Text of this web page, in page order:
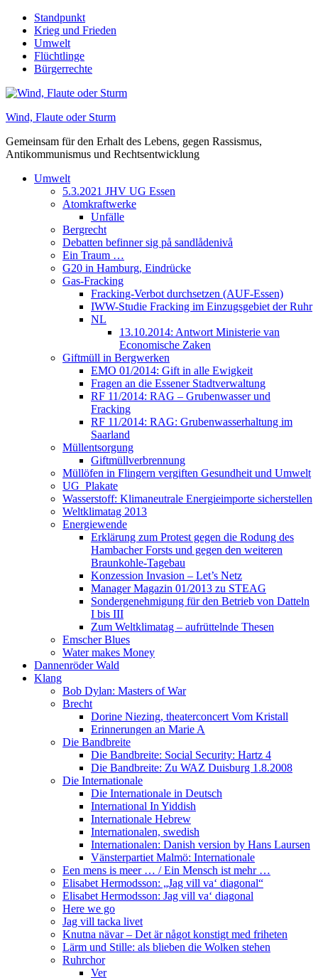
Skip
content
Standpunkt
Krieg und Frieden
Umwelt
Flüchtlinge
Bürgerrechte
Wind, Flaute oder Sturm
Gemeinsam für den Erhalt des Lebens, gegen Rassismus,
Antikommunismus und Rechtsentwicklung
Umwelt
5.3.2021 JHV UG Essen
Atomkraftwerke
Unfälle
Bergrecht
Debatten befinner sig på sandlådenivå
Ein Traum …
G20 in Hamburg, Eindrücke
Gas-Fracking
Fracking-Verbot durchsetzen (AUF-Essen)
IWW-Studie Fracking im Einzugsgebiet der Ruhr
NL
13.10.2014: Antwort Ministerie van
Economische Zaken
Giftmüll in Bergwerken
EMO 01/2014: Gift in alle Ewigkeit
Fragen an die Essener Stadtverwaltung
RF 11/2014: RAG – Grubenwasser und
Fracking
RF 11/2014: RAG: Grubenwasserhaltung im
Saarland
Müllentsorgung
Giftmüllverbrennung
Müllöfen in Flingern vergiften Gesundheit und Umwelt
UG_Plakate
Wasserstoff: Klimaneutrale Energieimporte sicherstellen
Weltklimatag 2013
Energiewende
Erklärung zum Protest gegen die Rodung des
Hambacher Forsts und gegen den weiteren
Braunkohle-Tagebau
Konzession Invasion – Let’s Netz
Manager Magazin 01/2013 zu STEAG
Sondergenehmigung für den Betrieb von Datteln
I bis III
Zum Weltklimatag – aufrüttelnde Thesen
Emscher Blues
Water makes Money
Dannenröder Wald
Klang
Bob Dylan: Masters of War
Brecht
Dorine Niezing, theaterconcert Vom Kristall
Erinnerungen an Marie A
Die Bandbreite
Die Bandbreite: Social Security: Hartz 4
Die Bandbreite: Zu WAZ Duisburg 1.8.2008
Die Internationale
Die Internationale in Deutsch
International In Yiddish
Internationale Hebrew
Internationalen, swedish
Internationalen: Danish version by Hans Laursen
Vänsterpartiet Malmö: Internationale
Een mens is meer … / Ein Mensch ist mehr …
Elisabet Hermodsson: „Jag vill va‘ diagonal“
Elisabet Hermodsson: Jag vill va‘ diagonal
Here we go
Jag vill tacka livet
Knutna nävar – Det är något konstigt med friheten
Lärm und Stille: als blieben die Wolken stehen
Ruhrchor
Ver